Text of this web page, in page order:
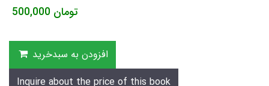
500,000 تومان
افزودن به سبدخرید
Inquire about the price of this book